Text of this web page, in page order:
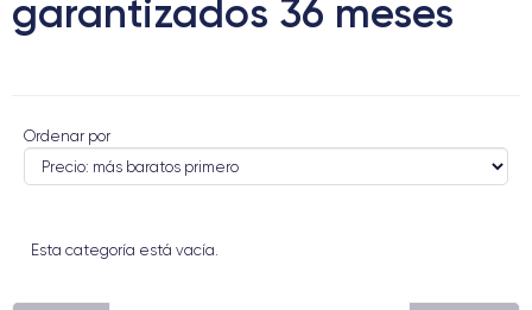
garantizados 36 meses
Ordenar por
Esta categoría está vacía.